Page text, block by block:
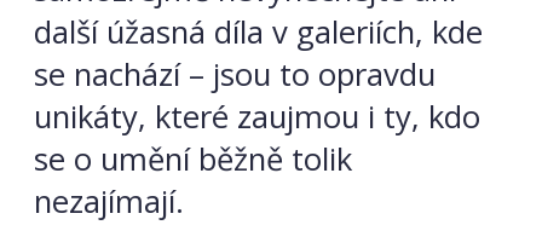
další úžasná díla v galeriích, kde
se nachází – jsou to opravdu
unikáty, které zaujmou i ty, kdo
se o umění běžně tolik
nezajímají.